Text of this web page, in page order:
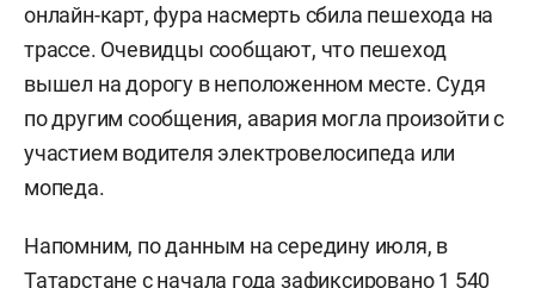
онлайн-карт, фура насмерть сбила пешехода на
трассе. Очевидцы сообщают, что пешеход
вышел на дорогу в неположенном месте. Судя
по другим сообщения, авария могла произойти с
участием водителя электровелосипеда или
мопеда.
Напомним, по данным на середину июля, в
Татарстане с начала годазафиксировано1 540